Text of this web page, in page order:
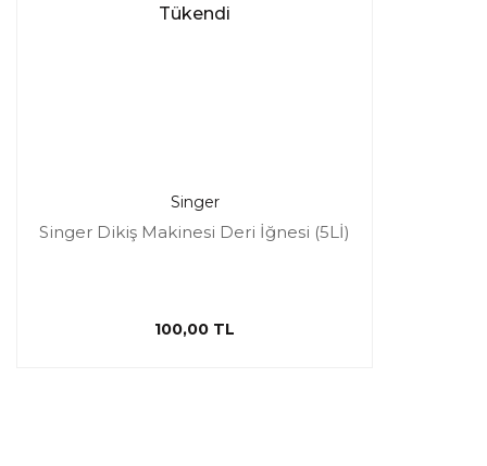
Tükendi
Singer
Singer Dikiş Makinesi Deri İğnesi (5Lİ)
100,00 TL